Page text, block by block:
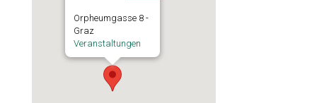
Orpheumgasse 8 -
Graz
Veranstaltungen